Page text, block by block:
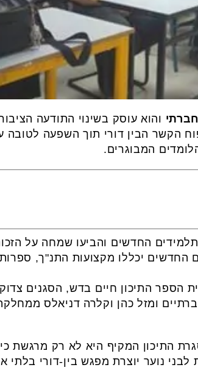
והוא עוסק בשינוי התודעה
הקשר הבין דורי תוך השפעה
המבוגרים.
את התלמידים החדשים והביעו שמחה על
יכללו מקצועות התנ"ך, ספרות
הספר התיכון חיים בדש, הסגנים צדוק
ומזל כהן וקלרה דניאלס
התיכון המקיף היא לא רק מרגשת
נוער יוצרת מפגש בין-דורי בלתי